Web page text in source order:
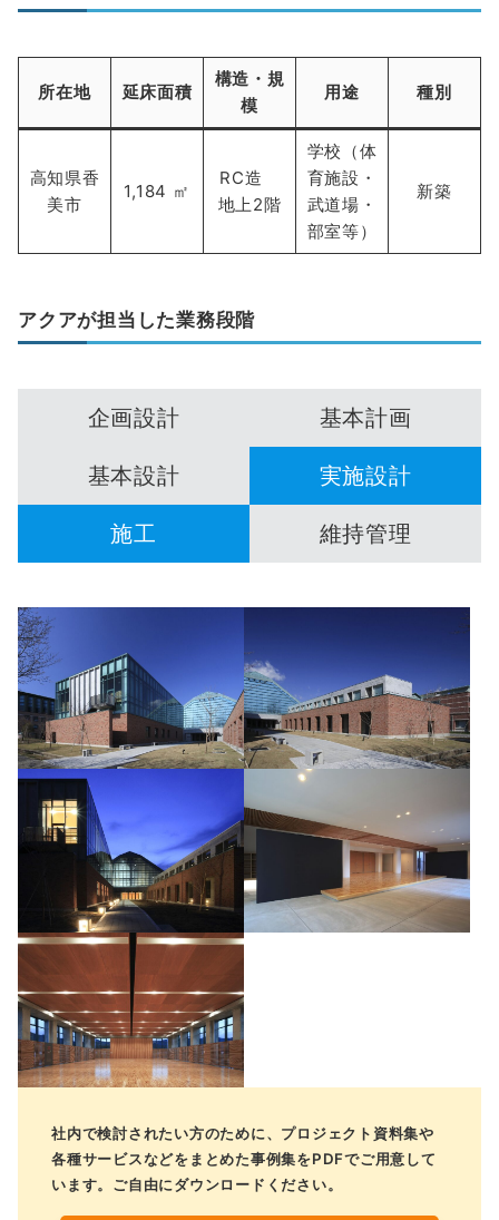
所在地 延床面積
構造・規
模
用途 種別
高知県香
美市
1,184 ㎡
RC造
地上2階
学校（体
育施設・
武道場・
部室等）
新築
アクアが担当した業務段階
企画設計 基本計画
基本設計 実施設計
施工 維持管理
社内で検討されたい方のために、プロジェクト資料集や
各種サービスなどをまとめた事例集をPDFでご用意して
います。ご自由にダウンロードください。